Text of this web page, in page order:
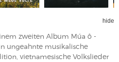
hide
zweiten Album Múa ô -
ungeahnte musikalische
vietnamesische Volkslieder